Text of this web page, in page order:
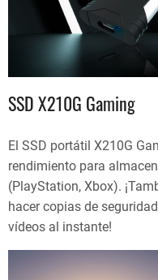
SSD X210G Gaming
El SSD portátil X210G
rendimiento para
(PlayStation, Xbox).
hacer copias de
vídeos al instante!